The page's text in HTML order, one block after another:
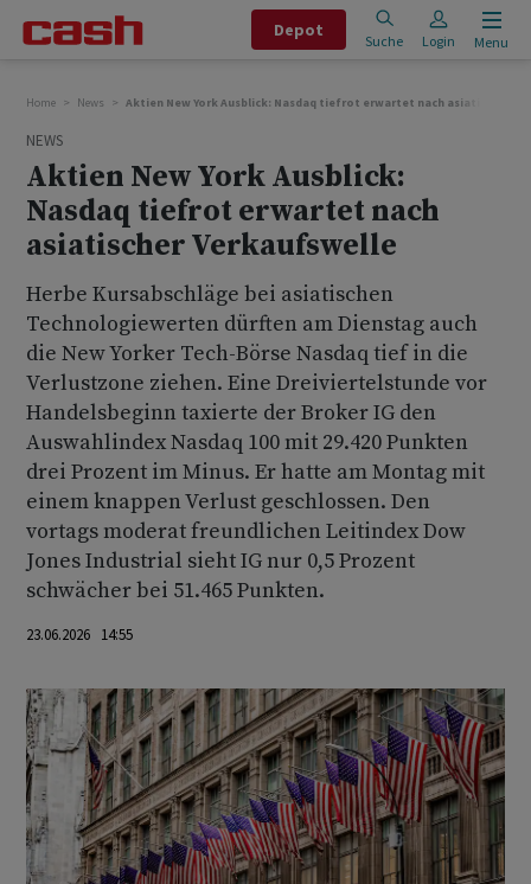
Depot
Suche Login Menu
Home News Aktien New York Ausblick: Nasdaq tiefrot erwartet nach asiatischer
NEWS
Aktien New York Ausblick:
Nasdaq tiefrot erwartet nach
asiatischer Verkaufswelle
Herbe Kursabschläge bei asiatischen
Technologiewerten dürften am Dienstag auch
die New Yorker Tech-Börse Nasdaq tief in die
Verlustzone ziehen. Eine Dreiviertelstunde vor
Handelsbeginn taxierte der Broker IG den
Auswahlindex Nasdaq 100 mit 29.420 Punkten
drei Prozent im Minus. Er hatte am Montag mit
einem knappen Verlust geschlossen. Den
vortags moderat freundlichen Leitindex Dow
Jones Industrial sieht IG nur 0,5 Prozent
schwächer bei 51.465 Punkten.
23.06.2026 14:55